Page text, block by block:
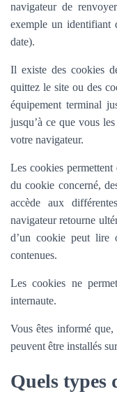
navigateur de
exemple un identifiant
date).
Il existe des cookies
quittez le site ou des
équipement terminal
jusqu’à ce que vous
votre navigateur.
Les cookies
du cookie concerné,
accède aux
navigateur retourne
d’un cookie peut lire
contenues.
Les cookies ne
internaute.
Vous êtes informé
peuvent être installés
Quels types